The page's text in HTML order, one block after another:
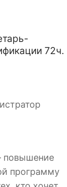
72ч.
повышение
программу